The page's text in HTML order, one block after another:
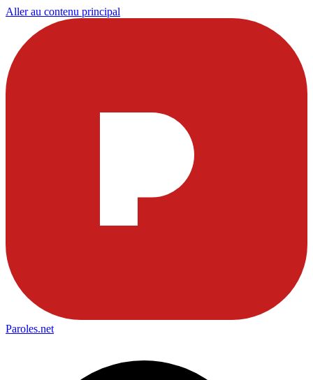
Aller au contenu principal
Paroles.net